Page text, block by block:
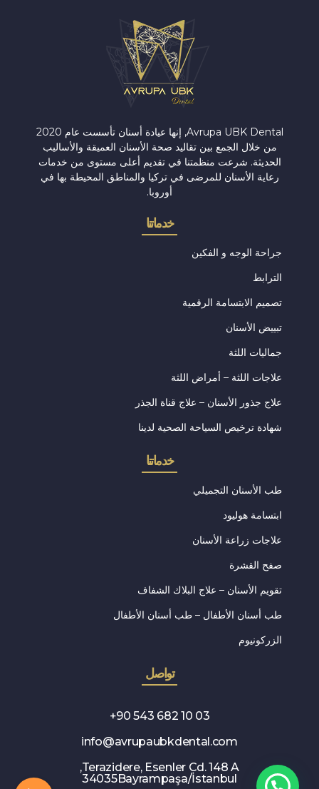
Avrupa UBK Dental, إنها عيادة أسنان تأسست عام 2020
من خلال الجمع بين تقاليد صحة الأسنان العميقة والأساليب
الحديثة. شرعت منظمتنا في تقديم أعلى مستوى من خدمات
رعاية الأسنان للمرضى في تركيا والمناطق المحيطة بها في
أوروبا.
خدماتنا
جراحة الوجه و الفكين
الترابط
تصميم الابتسامة الرقمية
تبييض الأسنان
جماليات اللثة
علاجات اللثة – أمراض اللثة
علاج جذور الأسنان – علاج قناة الجذر
شهادة ترخيص السياحة الصحية لدينا
خدماتنا
طب الأسنان التجميلي
ابتسامة هوليود
علاجات زراعة الأسنان
صفح القشرة
تقويم الأسنان – علاج البلاك الشفاف
طب أسنان الأطفال – طب أسنان الأطفال
الزركونيوم
تواصل
03 10 682 543 90+
info@avrupaubkdental.com
Terazidere, Esenler Cd. 148 A,
34035Bayrampaşa/İstanbul